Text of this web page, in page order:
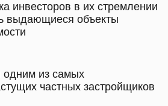
инвесторов в их стремлении
выдающиеся объекты
одним из самых
частных застройщиков